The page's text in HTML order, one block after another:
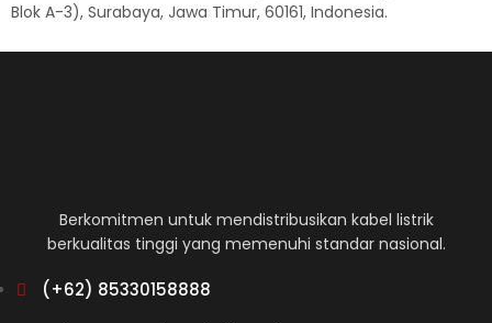
Blok A-3), Surabaya, Jawa Timur, 60161, Indonesia.
Berkomitmen untuk mendistribusikan kabel listrik
berkualitas tinggi yang memenuhi standar nasional.
(+62) 85330158888